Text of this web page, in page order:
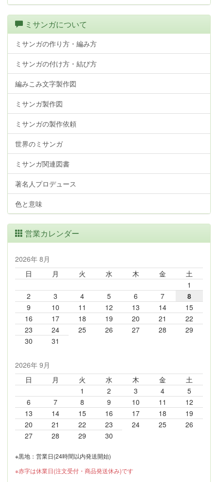
ミサンガについて
ミサンガの作り方・編み方
ミサンガの付け方・結び方
編みこみ文字製作図
ミサンガ製作図
ミサンガの製作依頼
世界のミサンガ
ミサンガ関連図書
著名人プロデュース
色と意味
営業カレンダー
2026年 8月
日
月 火 水 木 金
土
1
2
3 4 5 6 7
8
9
10 11 12 13 14
15
16
17 18 19 20 21
22
23
24 25 26 27 28
29
30
31
2026年 9月
日
月 火 水 木 金
土
1
2 3 4
5
6
7 8 9 10 11
12
13
14 15 16 17 18
19
20
21 22 23 24 25
26
27
28 29 30
※黒地：営業日(24時間以内発送開始)
※赤字は休業日(注文受付・商品発送休み)です